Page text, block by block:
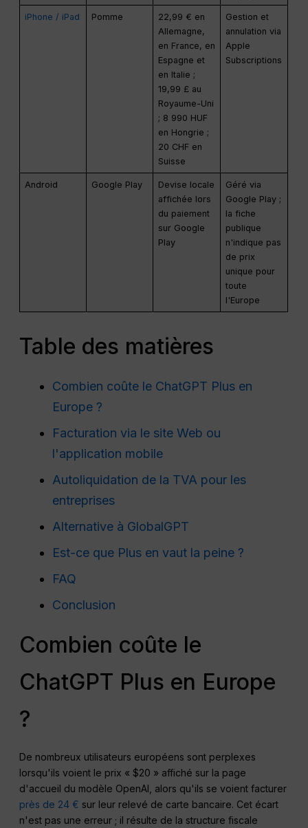
iPhone / iPad Pomme
22,99 € en
Allemagne,
en France, en
Espagne et
en Italie ;
19,99 £ au
Royaume-Uni
; 8 990 HUF
en Hongrie ;
20 CHF en
Suisse
Gestion et
annulation via
Apple
Subscriptions
Android Google Play
Devise locale
affichée lors
du paiement
sur Google
Play
Géré via
Google Play ;
la fiche
publique
n'indique pas
de prix
unique pour
toute
l'Europe
Table des matières
Combien coûte le ChatGPT Plus en
Europe ?
Facturation via le site Web ou
l'application mobile
Autoliquidation de la TVA pour les
entreprises
Alternative à GlobalGPT
Est-ce que Plus en vaut la peine ?
FAQ
Conclusion
Combien coûte le
ChatGPT Plus en Europe
?
De nombreux utilisateurs européens sont perplexes
lorsqu'ils voient le prix « $20 » affiché sur la page
d'accueil du modèle OpenAI, alors qu'ils se voient facturer
près de 24 € sur leur relevé de carte bancaire. Cet écart
n'est pas une erreur ; il résulte de la structure fiscale